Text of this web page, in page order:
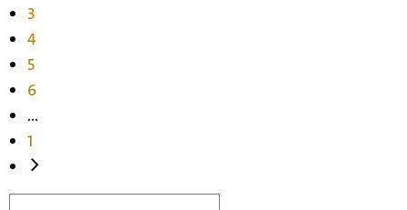
3
4
5
6
...
1